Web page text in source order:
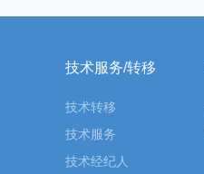
技术服务/转移
技术转移
技术服务
技术经纪人